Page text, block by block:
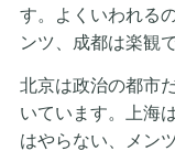
す。よくいわれる
ンツ、成都は楽観で
北京は政治の都市
いています。上海
はやらない、メン